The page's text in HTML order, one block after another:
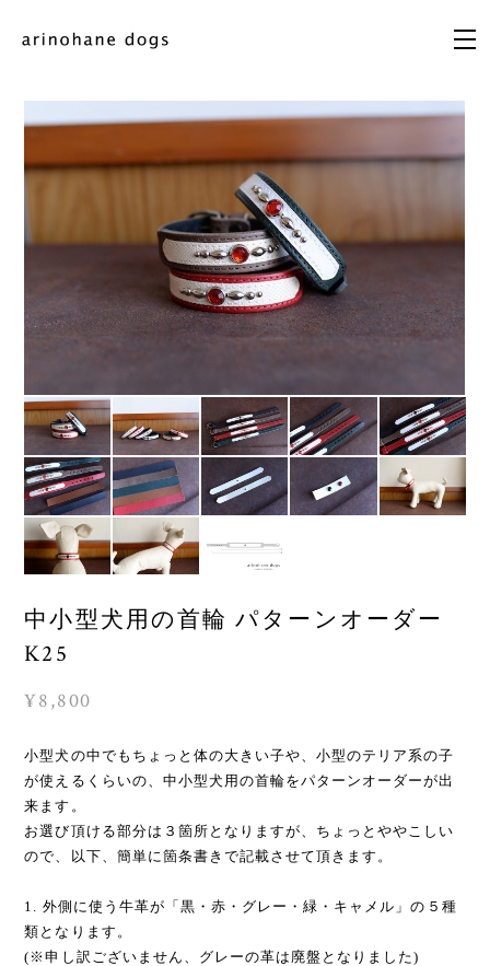
中小型犬用の首輪 パターンオーダー
K25
¥8,800
小型犬の中でもちょっと体の大きい子や、小型のテリア系の子
が使えるくらいの、中小型犬用の首輪をパターンオーダーが出
来ます。
お選び頂ける部分は３箇所となりますが、ちょっとややこしい
ので、以下、簡単に箇条書きで記載させて頂きます。
1. 外側に使う牛革が「黒・赤・グレー・緑・キャメル」の５種
類となります。
(※申し訳ございません、グレーの革は廃盤となりました)